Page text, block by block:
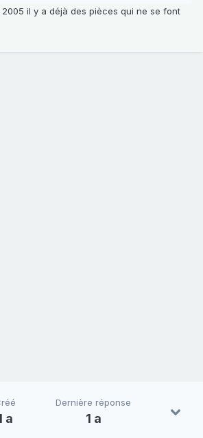
il y a déjà des pièces qui ne se font
a
Dernière réponse
1 a